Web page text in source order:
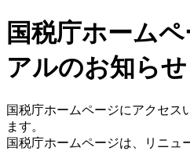
国税庁ホーム
アルのお知らせ
国税庁ホームページにアクセス
ます。
国税庁ホームページは、リニュ